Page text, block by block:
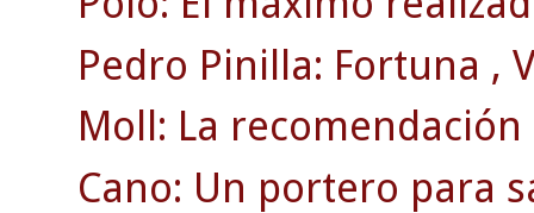
Pedro Pinilla: Fortuna ,
Moll: La recomendación
Cano: Un portero para